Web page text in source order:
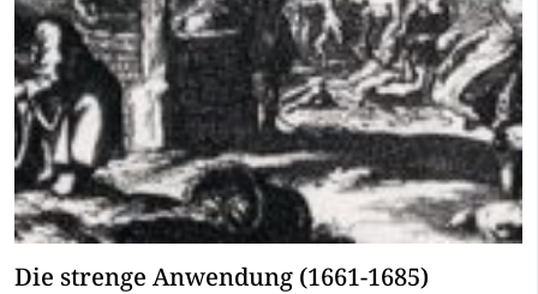
Die strenge Anwendung (1661-1685)